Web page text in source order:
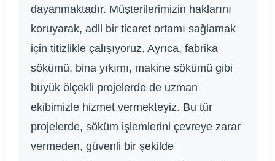
dayanmaktadır. Müşterilerimizin haklarını
koruyarak, adil bir ticaret ortamı sağlamak
için titizlikle çalışıyoruz. Ayrıca, fabrika
sökümü, bina yıkımı, makine sökümü gibi
büyük ölçekli projelerde de uzman
ekibimizle hizmet vermekteyiz. Bu tür
projelerde, söküm işlemlerini çevreye zarar
vermeden, güvenli bir şekilde